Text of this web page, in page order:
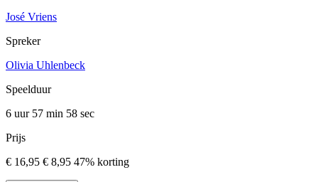
José Vriens
Spreker
Olivia Uhlenbeck
Speelduur
6 uur 57 min 58 sec
Prijs
€ 16,95 € 8,95 47% korting